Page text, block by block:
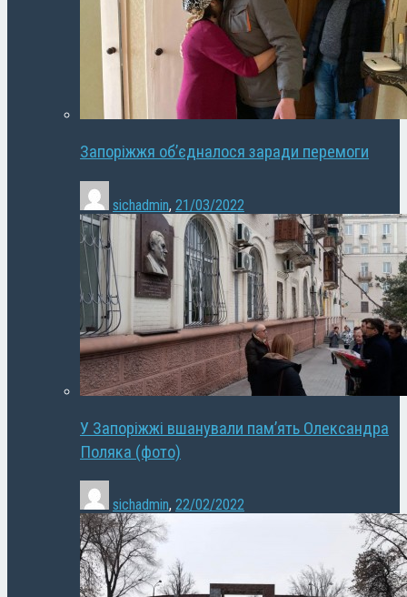
Запоріжжя об’єдналося заради перемоги
sichadmin, 21/03/2022
У Запоріжжі вшанували пам’ять Олександра
Поляка (фото)
sichadmin, 22/02/2022